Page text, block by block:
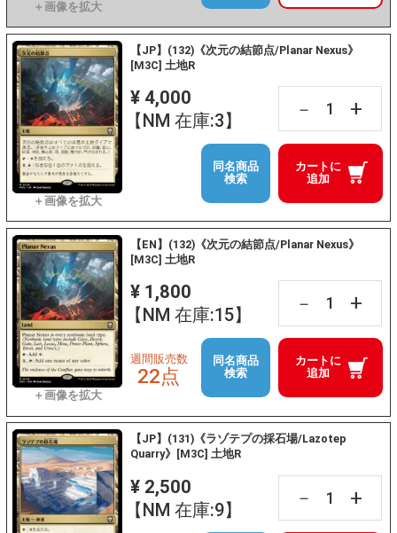
【JP】(132)《次元の結節点/Planar Nexus》
[M3C] 土地R
¥ 4,000
【NM 在庫:3】
－ +
カートに
追加
同名商品
検索
【EN】(132)《次元の結節点/Planar Nexus》
[M3C] 土地R
¥ 1,800
【NM 在庫:15】
－ +
カートに
追加
週間販売数
22点
同名商品
検索
【JP】(131)《ラゾテプの採石場/Lazotep
Quarry》[M3C] 土地R
¥ 2,500
【NM 在庫:9】
－ +